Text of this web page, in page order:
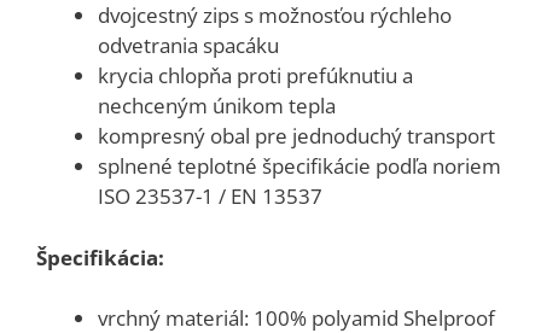
dvojcestný zips s možnosťou rýchleho
odvetrania spacáku
krycia chlopňa proti prefúknutiu a
nechceným únikom tepla
kompresný obal pre jednoduchý transport
splnené teplotné špecifikácie podľa noriem
ISO 23537-1 / EN 13537
Špecifikácia:
vrchný materiál: 100% polyamid Shelproof